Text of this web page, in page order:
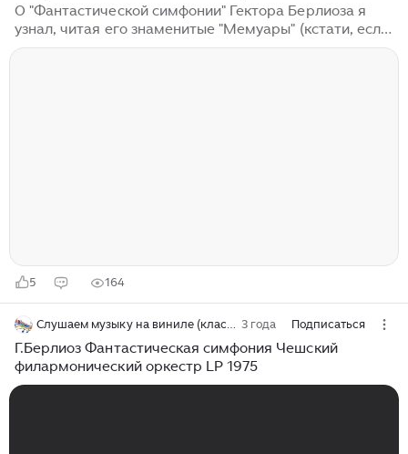
О "Фантастической симфонии" Гектора Берлиоза я
узнал, читая его знаменитые "Мемуары" (кстати, если
кто не читал - настоятельно рекомендую.
5 164
Слушаем музыку на виниле (классика, джаз) 3 года Подписаться
Г.Берлиоз Фантастическая симфония Чешский
филармонический оркестр LP 1975